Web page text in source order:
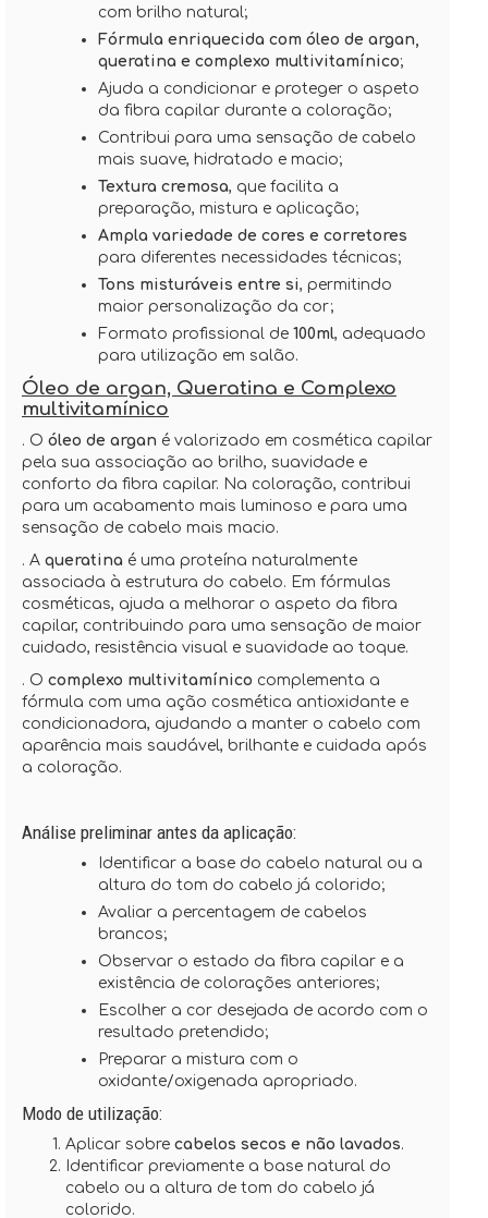
com brilho natural;
Fórmula enriquecida com óleo de argan,
queratina e complexo multivitamínico;
Ajuda a condicionar e proteger o aspeto
da fibra capilar durante a coloração;
Contribui para uma sensação de cabelo
mais suave, hidratado e macio;
Textura cremosa, que facilita a
preparação, mistura e aplicação;
Ampla variedade de cores e corretores
para diferentes necessidades técnicas;
Tons misturáveis entre si, permitindo
maior personalização da cor;
Formato profissional de 100ml, adequado
para utilização em salão.
Óleo de argan, Queratina e Complexo
multivitamínico
. O óleo de argan é valorizado em cosmética capilar
pela sua associação ao brilho, suavidade e
conforto da fibra capilar. Na coloração, contribui
para um acabamento mais luminoso e para uma
sensação de cabelo mais macio.
. A queratina é uma proteína naturalmente
associada à estrutura do cabelo. Em fórmulas
cosméticas, ajuda a melhorar o aspeto da fibra
capilar, contribuindo para uma sensação de maior
cuidado, resistência visual e suavidade ao toque.
. O complexo multivitamínico complementa a
fórmula com uma ação cosmética antioxidante e
condicionadora, ajudando a manter o cabelo com
aparência mais saudável, brilhante e cuidada após
a coloração.
Análise preliminar antes da aplicação:
Identificar a base do cabelo natural ou a
altura do tom do cabelo já colorido;
Avaliar a percentagem de cabelos
brancos;
Observar o estado da fibra capilar e a
existência de colorações anteriores;
Escolher a cor desejada de acordo com o
resultado pretendido;
Preparar a mistura com o
oxidante/oxigenada apropriado.
Modo de utilização:
Aplicar sobre cabelos secos e não lavados.
Identificar previamente a base natural do
cabelo ou a altura de tom do cabelo já
colorido.